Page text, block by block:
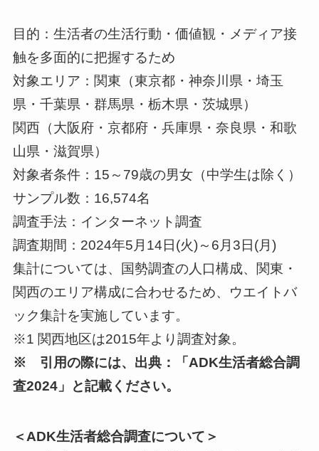
目的：生活者の生活行動・価値観・メディア接
触を多面的に把握するため
対象エリア：関東（東京都・神奈川県・埼玉
県・千葉県・群馬県・栃木県・茨城県）
関西（大阪府・京都府・兵庫県・奈良県・和歌
山県・滋賀県）
対象者条件：15～79歳の男女（中学生は除く）
サンプル数：16,574名
調査手法：インターネット調査
調査期間：2024年5月14日(火)～6月3日(月)
集計については、国勢調査の人口構成、関東・
関西のエリア構成に合わせるため、ウエイトバ
ック集計を実施しています。
※1 関西地区は2015年より調査対象。
※ 引用の際には、出典：「ADK生活者総合調
査2024」と記載ください。
＜ADK生活者総合調査について＞